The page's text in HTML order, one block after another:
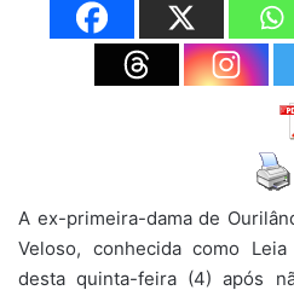
A ex-primeira-dama de
Veloso, conhecida como
desta quinta-feira (4) após